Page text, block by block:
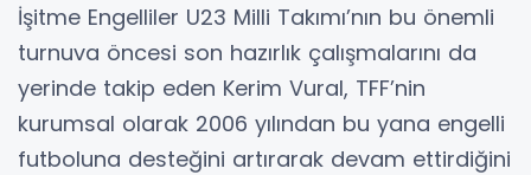
İşitme Engelliler U23 Milli Takımı’nın bu önemli
turnuva öncesi son hazırlık çalışmalarını da
yerinde takip eden Kerim Vural, TFF’nin
kurumsal olarak 2006 yılından bu yana engelli
futboluna desteğini artırarak devam ettirdiğini